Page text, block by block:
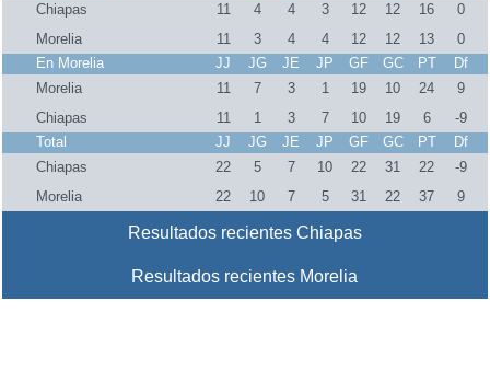
Chiapas
11 4 4 3 12 12 16
0
Morelia
11 3 4 4 12 12 13
0
En Morelia
JJ JG JE JP GF GC PT
Df
Morelia
11 7 3 1 19 10 24
9
Chiapas
11 1 3 7 10 19 6
-9
Total
JJ JG JE JP GF GC PT
Df
Chiapas
22 5 7 10 22 31 22
-9
Morelia
22 10 7 5 31 22 37 9
Resultados recientes Chiapas
Resultados recientes Morelia